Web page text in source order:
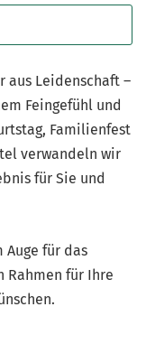
aus Leidenschaft –
Feingefühl und
Familienfest
verwandeln wir
für Sie und
für das
Rahmen für Ihre